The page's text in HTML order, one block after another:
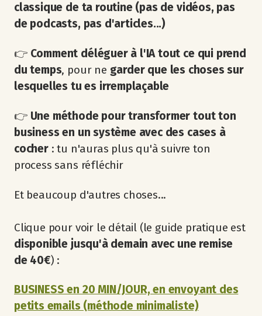
classique de ta routine (pas de vidéos, pas
de podcasts, pas d'articles...)
👉 Comment déléguer à l'IA tout ce qui prend
du temps, pour ne garder que les choses sur
lesquelles tu es irremplaçable
👉 Une méthode pour transformer tout ton
business en un système avec des cases à
cocher: tu n'auras plus qu'à suivre ton
process sans réfléchir
Et beaucoup d'autres choses...
Clique pour voir le détail (le guide pratique est
disponible jusqu'à demain avec une remise
de 40€) :
BUSINESS en 20 MIN/JOUR, en envoyant des
petits emails (méthode minimaliste)